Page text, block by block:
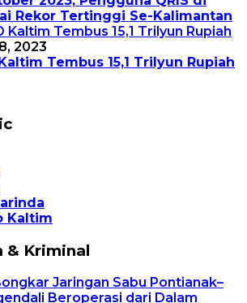
Rekor Tertinggi Se-Kalimantan
2023
Tembus 15,1 Trilyun Rupiah
Kaltim
& Kriminal